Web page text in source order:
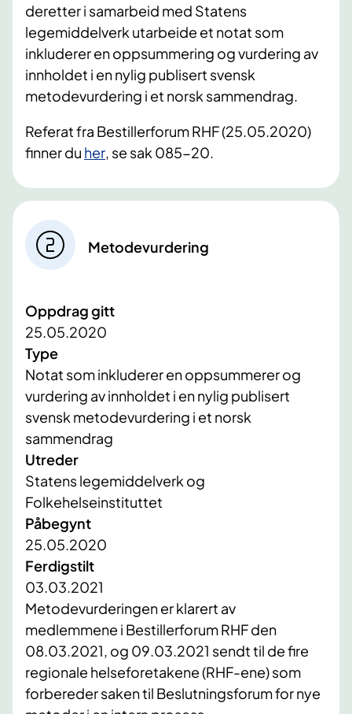
deretter i samarbeid med Statens
legemiddelverk utarbeide et notat som
inkluderer en oppsummering og vurdering av
innholdet i en nylig publisert svensk
metodevurdering i et norsk sammendrag.
Referat fra Bestillerforum RHF (25.05.2020)
finner du her , se sak 085-20.
Metodevurdering
Oppdrag gitt
25.05.2020
Type
Notat som inkluderer en oppsummerer og
vurdering av innholdet i en nylig publisert
svensk metodevurdering i et norsk
sammendrag
Utreder
Statens legemiddelverk og
Folkehelseinstituttet
Påbegynt
25.05.2020
Ferdigstilt
03.03.2021
​Metodevurderingen er klarert av
medlemmene i Bestillerforum RHF den
08.03.2021, og 09.03.2021 sendt til de fire
regionale helseforetakene (RHF-ene) som
forbereder saken til Beslutningsforum for nye